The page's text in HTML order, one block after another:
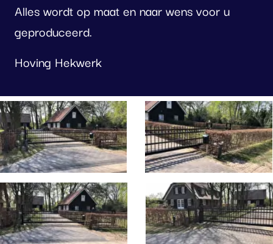
Alles wordt op maat en naar wens voor u
geproduceerd.
Hoving Hekwerk